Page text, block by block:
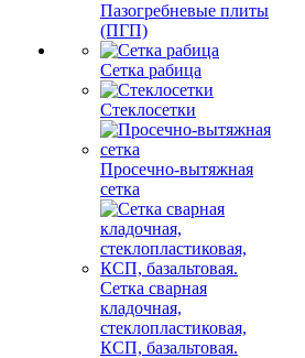
Пазогребневые плиты
(ПГП)
Сетка рабица
Стеклосетки
Просечно-вытяжная
сетка
Сетка сварная
кладочная,
стеклопластиковая,
КСП, базальтовая.